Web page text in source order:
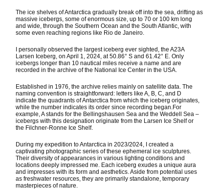
The ice shelves of Antarctica gradually break off into the sea, drifting as
massive icebergs, some of enormous size, up to 70 or 100 km long
and wide, through the Southern Ocean and the South Atlantic, with
some even reaching regions like Rio de Janeiro.
I personally observed the largest iceberg ever sighted, the A23A
Larsen Iceberg, on April 1, 2024, at 50.86° S and 61.42° E. Only
icebergs longer than 10 nautical miles receive a name and are
recorded in the archive of the National Ice Center in the USA.
Established in 1976, the archive relies mainly on satellite data. The
naming convention is straightforward: letters like A, B, C, and D
indicate the quadrants of Antarctica from which the iceberg originates,
while the number indicates its order since recording began.For
example, A stands for the Bellingshausen Sea and the Weddell Sea –
icebergs with this designation originate from the Larsen Ice Shelf or
the Filchner-Ronne Ice Shelf.
During my expedition to Antarctica in 2023/2024, I created a
captivating photographic series of these ephemeral ice sculptures.
Their diversity of appearances in various lighting conditions and
locations deeply impressed me. Each iceberg exudes a unique aura
and impresses with its form and aesthetics. Aside from potential uses
as freshwater resources, they are primarily standalone, temporary
masterpieces of nature.